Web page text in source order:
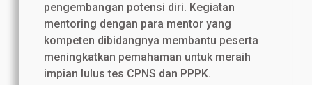
pengembangan potensi diri. Kegiatan
mentoring dengan para mentor yang
kompeten dibidangnya membantu peserta
meningkatkan pemahaman untuk meraih
impian lulus tes CPNS dan PPPK.